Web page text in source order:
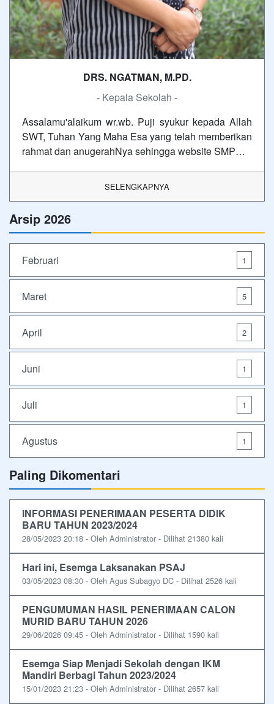
DRS. NGATMAN, M.PD.
- Kepala Sekolah -
Assalamu'alaikum wr.wb. Puji syukur kepada Allah
SWT, Tuhan Yang Maha Esa yang telah memberikan
rahmat dan anugerahNya sehingga website SMP…
SELENGKAPNYA
Arsip 2026
Februari 1
Maret 5
April 2
Juni 1
Juli 1
Agustus 1
Paling Dikomentari
INFORMASI PENERIMAAN PESERTA DIDIK
BARU TAHUN 2023/2024
28/05/2023 20:18 - Oleh Administrator - Dilihat 21380 kali
Hari ini, Esemga Laksanakan PSAJ
03/05/2023 08:30 - Oleh Agus Subagyo DC - Dilihat 2526 kali
PENGUMUMAN HASIL PENERIMAAN CALON
MURID BARU TAHUN 2026
29/06/2026 09:45 - Oleh Administrator - Dilihat 1590 kali
Esemga Siap Menjadi Sekolah dengan IKM
Mandiri Berbagi Tahun 2023/2024
15/01/2023 21:23 - Oleh Administrator - Dilihat 2657 kali